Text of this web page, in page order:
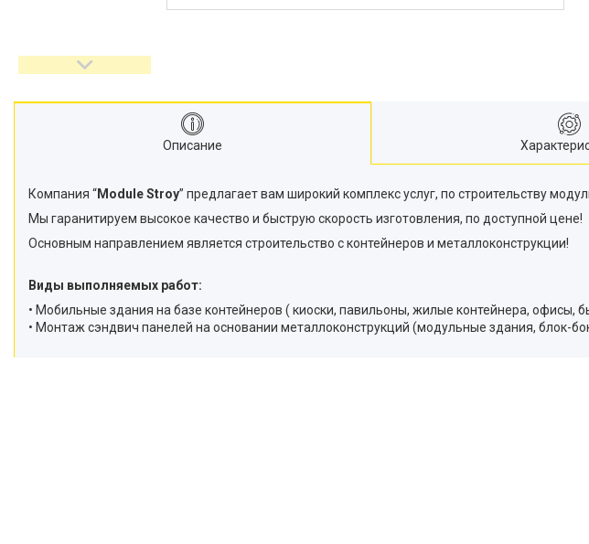
Описание
Компания “Modulе Stroy” предлагает вам широкий комплекс услуг, по строительству
Мы гаранитируем высокое качество и быструю скорость изготовления, по доступной цене!
Основным направлением является строительство с контейнеров и металлоконструкции!
Виды выполняемых работ:
• Мобильные здания на базе контейнеров ( киоски, павильоны, жилые контейнера, офисы,
• Монтаж сэндвич панелей на основании металлоконструкций (модульные здания, блок-